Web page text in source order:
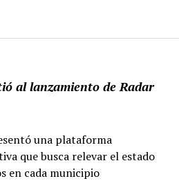
al lanzamiento de Radar
una plataforma
que busca relevar el estado
en cada municipio